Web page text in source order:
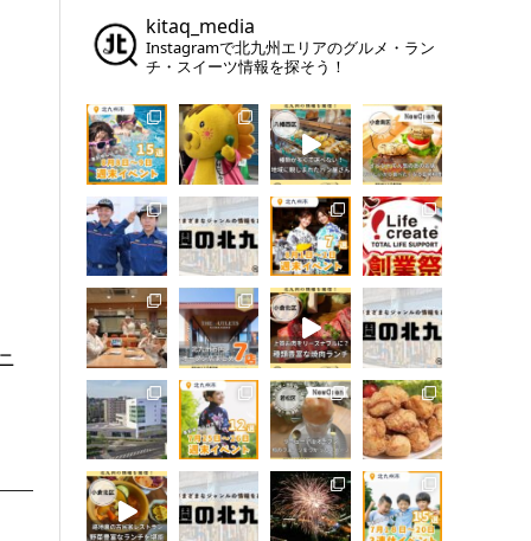
kitaq_media
Instagramで北九州エリアのグルメ・ラン
チ・スイーツ情報を探そう！